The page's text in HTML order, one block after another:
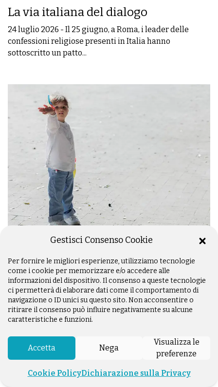
La via italiana del dialogo
24 luglio 2026 - Il 25 giugno, a Roma, i leader delle
confessioni religiose presenti in Italia hanno
sottoscritto un patto...
In primo piano
Domande e risposte in Sicilia e
Campania
24 luglio 2026-Con questo spazio dedicato alle
sessioni di domanda e risposta che si sono svolte
durante le riunioni...
Gestisci Consenso Cookie
Per fornire le migliori esperienze, utilizziamo tecnologie
come i cookie per memorizzare e/o accedere alle
informazioni del dispositivo. Il consenso a queste tecnologie
ci permetterà di elaborare dati come il comportamento di
navigazione o ID unici su questo sito. Non acconsentire o
ritirare il consenso può influire negativamente su alcune
caratteristiche e funzioni.
Accetta Nega
Visualizza le
preferenze
Cookie PolicyDichiarazione sulla Privacy